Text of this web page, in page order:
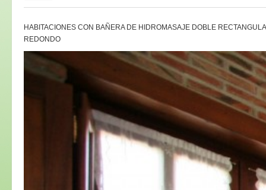
HABITACIONES CON BAÑERA DE HIDROMASAJE DOBLE
REDONDO